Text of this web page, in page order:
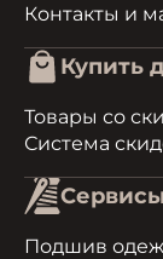
Контакты и
Купить
Товары со
Система
Подшив